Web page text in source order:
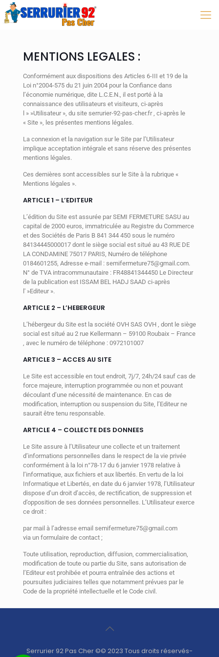
MENTIONS LEGALES :
Conformément aux dispositions des Articles 6-III et 19 de la
Loi n°2004-575 du 21 juin 2004 pour la Confiance dans
l’économie numérique, dite L.C.E.N., il est porté à la
connaissance des utilisateurs et visiteurs, ci-après
l » »Utilisateur », du site serrurier-92-pas-cher.fr , ci-après le
« Site », les présentes mentions légales.
La connexion et la navigation sur le Site par l’Utilisateur
implique acceptation intégrale et sans réserve des présentes
mentions légales.
Ces dernières sont accessibles sur le Site à la rubrique «
Mentions légales ».
ARTICLE 1 – L’EDITEUR
L’édition du Site est assurée par SEMI FERMETURE SASU au
capital de 2000 euros, immatriculée au Registre du Commerce
et des Sociétés de Paris B 841 344 450 sous le numéro
84134445000017 dont le siège social est situé au 43 RUE DE
LA CONDAMINE 75017 PARIS, Numéro de téléphone
0184601255, Adresse e-mail : semifermeture75@gmail.com.
N° de TVA intracommunautaire : FR48841344450 Le Directeur
de la publication est ISSAM BEL HADJ SAAD ci-après
l' »Editeur ».
ARTICLE 2 – L’HEBERGEUR
L’hébergeur du Site est la société OVH SAS OVH , dont le siège
social est situé au 2 rue Kellermann – 59100 Roubaix – France
, avec le numéro de téléphone : 0972101007
ARTICLE 3 – ACCES AU SITE
Le Site est accessible en tout endroit, 7j/7, 24h/24 sauf cas de
force majeure, interruption programmée ou non et pouvant
découlant d’une nécessité de maintenance. En cas de
modification, interruption ou suspension du Site, l’Editeur ne
saurait être tenu responsable.
ARTICLE 4 – COLLECTE DES DONNEES
Le Site assure à l’Utilisateur une collecte et un traitement
d’informations personnelles dans le respect de la vie privée
conformément à la loi n°78-17 du 6 janvier 1978 relative à
l’informatique, aux fichiers et aux libertés. En vertu de la loi
Informatique et Libertés, en date du 6 janvier 1978, l’Utilisateur
dispose d’un droit d’accès, de rectification, de suppression et
d’opposition de ses données personnelles. L’Utilisateur exerce
ce droit :
par mail à l’adresse email semifermeture75@gmail.com
via un formulaire de contact ;
Toute utilisation, reproduction, diffusion, commercialisation,
modification de toute ou partie du Site, sans autorisation de
l’Editeur est prohibée et pourra entraînée des actions et
poursuites judiciaires telles que notamment prévues par le
Code de la propriété intellectuelle et le Code civil.
Serrurier 92 Pas Cher ©© 2023 Tous droits réservés-